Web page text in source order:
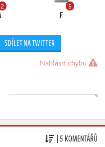
2 5
F
SDÍLET NA TWITTER
Nahlásit chybu
| 5 KOMENTÁŘŮ